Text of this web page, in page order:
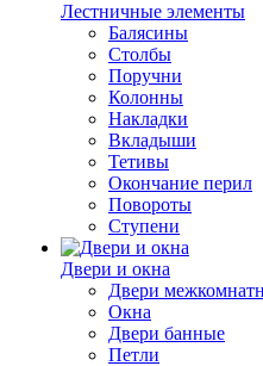
Лестничные элементы
Балясины
Столбы
Поручни
Колонны
Накладки
Вкладыши
Тетивы
Окончание перил
Повороты
Ступени
Двери и окна
Двери
Окна
Двери банные
Петли